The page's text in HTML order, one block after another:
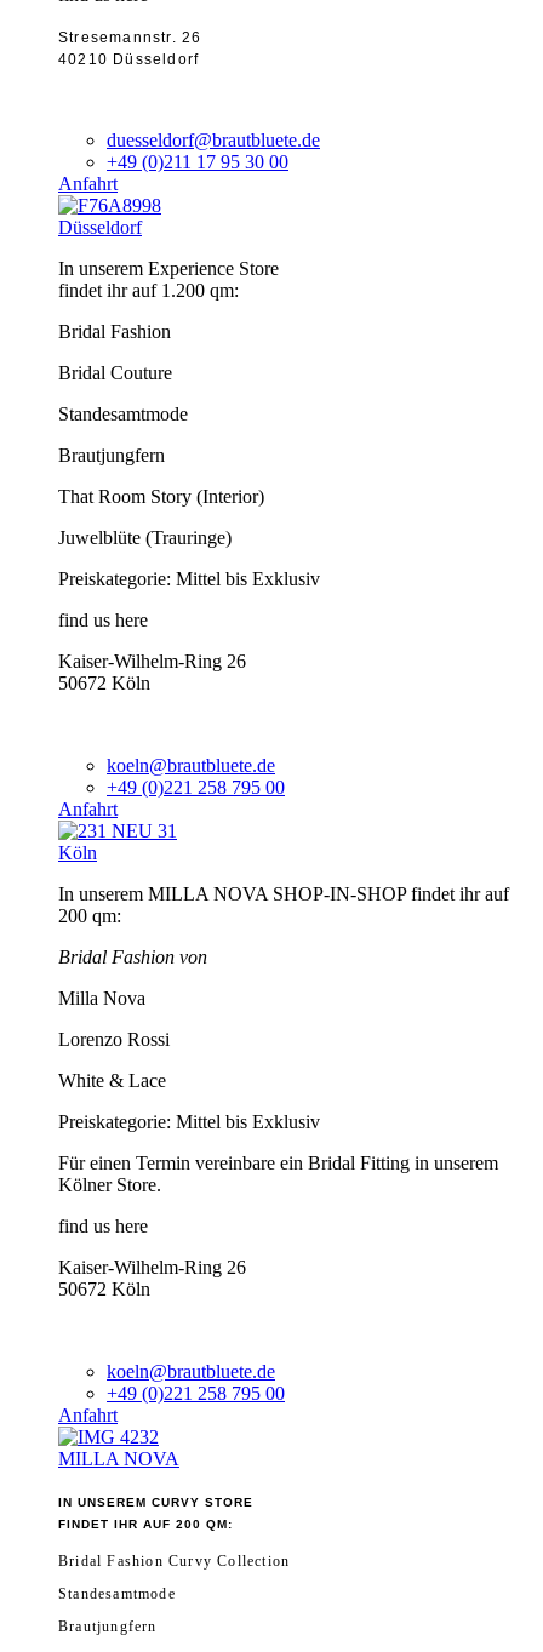
Stresemannstr. 26
40210 Düsseldorf
duesseldorf@brautbluete.de
+49 (0)211 17 95 30 00
Anfahrt
Düsseldorf
In unserem Experience Store
findet ihr auf 1.200 qm:
Bridal Fashion
Bridal Couture
Standesamtmode
Brautjungfern
That Room Story (Interior)
Juwelblüte (Trauringe)
Preiskategorie: Mittel bis Exklusiv
find us here
Kaiser-Wilhelm-Ring 26
50672 Köln
koeln@brautbluete.de
+49 (0)221 258 795 00
Anfahrt
Köln
In unserem MILLA NOVA SHOP-IN-SHOP findet ihr auf
200 qm:
Bridal Fashion von
Milla Nova
Lorenzo Rossi
White & Lace
Preiskategorie: Mittel bis Exklusiv
Für einen Termin vereinbare ein Bridal Fitting in unserem
Kölner Store.
find us here
Kaiser-Wilhelm-Ring 26
50672 Köln
koeln@brautbluete.de
+49 (0)221 258 795 00
Anfahrt
MILLA NOVA
IN UNSEREM CURVY STORE
FINDET IHR AUF 200 QM:
Bridal Fashion Curvy Collection
Standesamtmode
Brautjungfern